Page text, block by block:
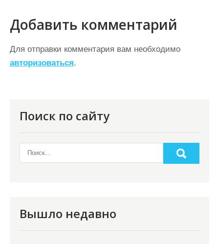
а
ц
и
я
Добавить комментарий
Для отправки комментария вам необходимо
авторизоваться.
Поиск по сайту
Вышло недавно